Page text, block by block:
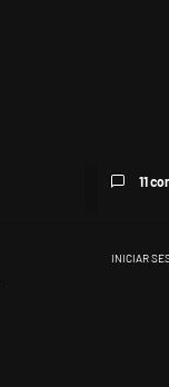
11
INICIAR